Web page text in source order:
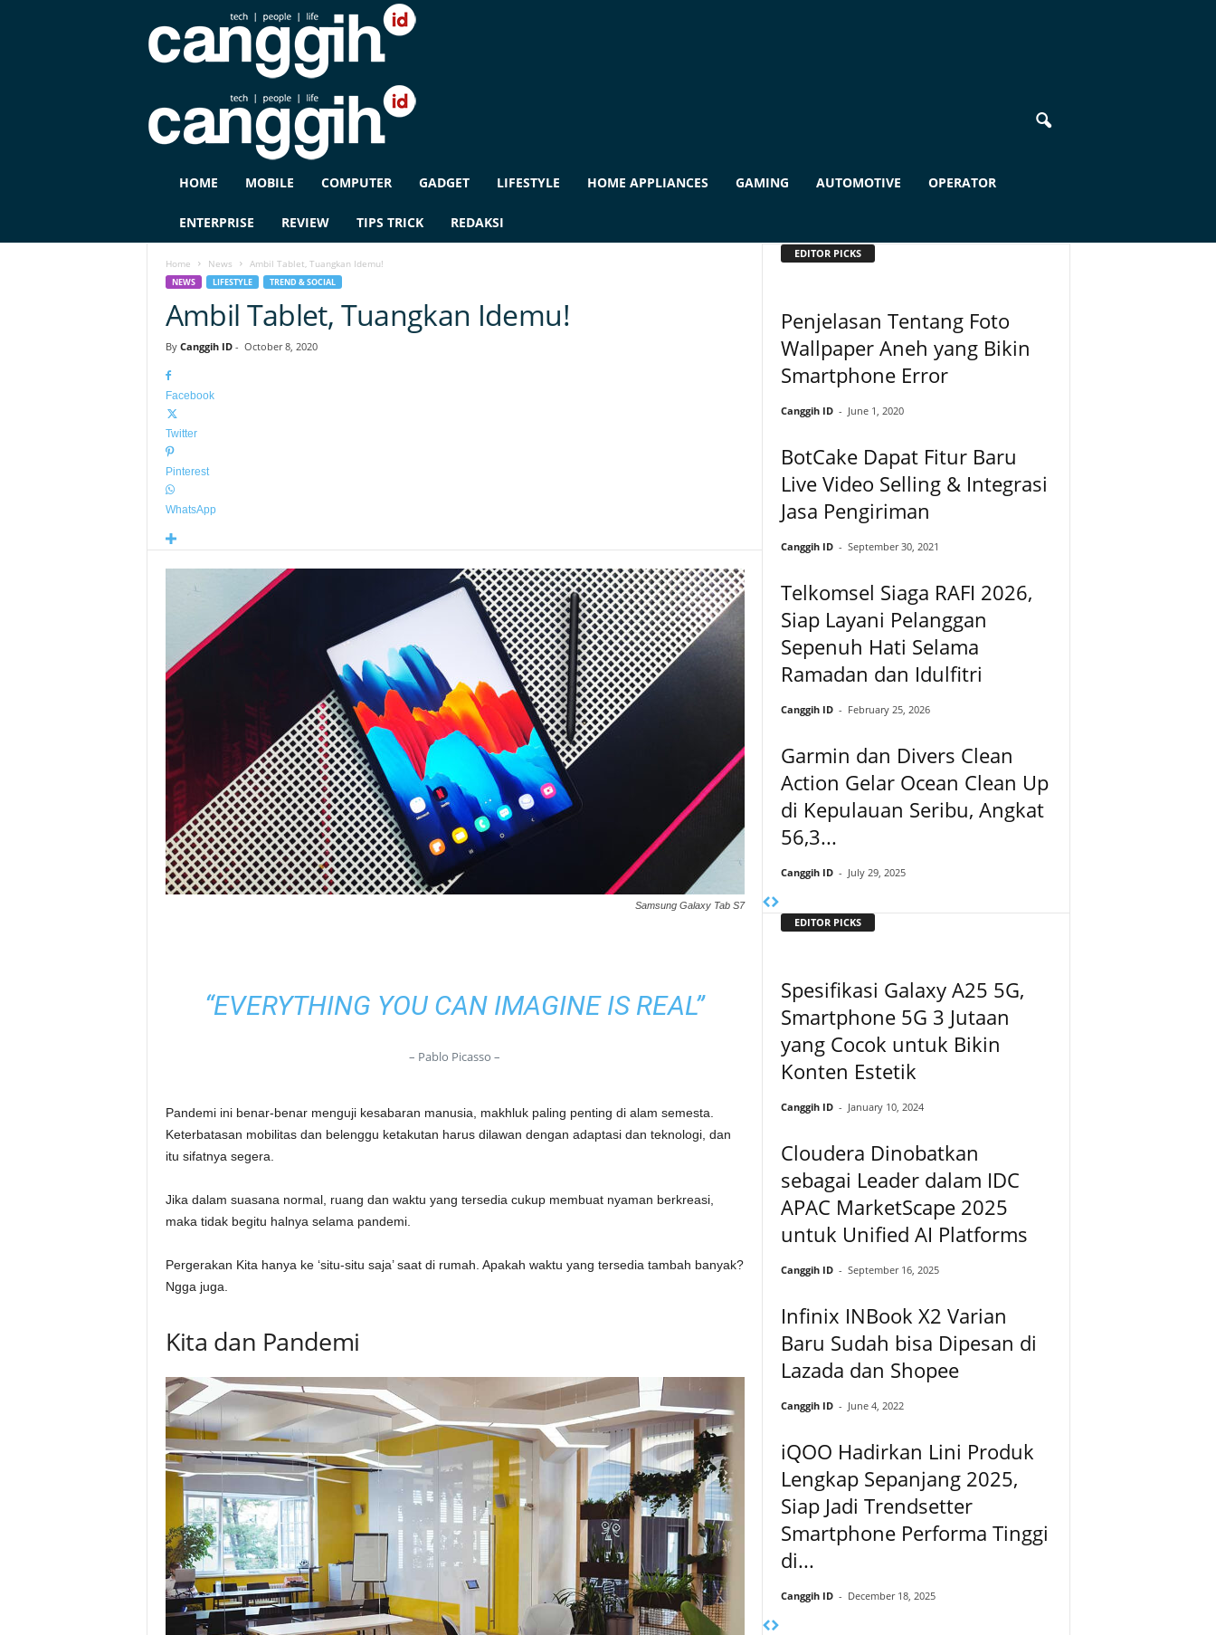
G
HOME MOBILE COMPUTER GADGET LIFESTYLE HOME APPLIANCES GAMING AUTOMOTIVE OPERATOR
ENTERPRISE REVIEW TIPS TRICK REDAKSI
Home News Ambil Tablet, Tuangkan Idemu!
NEWS LIFESTYLE TREND & SOCIAL
Ambil Tablet, Tuangkan Idemu!
By Canggih ID- October 8, 2020
Facebook
Twitter
Pinterest
WhatsApp
Samsung Galaxy Tab S7
“EVERYTHING YOU CAN IMAGINE IS REAL”
– Pablo Picasso –
Pandemi ini benar-benar menguji kesabaran manusia, makhluk paling penting di alam semesta.
Keterbatasan mobilitas dan belenggu ketakutan harus dilawan dengan adaptasi dan teknologi, dan
itu sifatnya segera.
Jika dalam suasana normal, ruang dan waktu yang tersedia cukup membuat nyaman berkreasi,
maka tidak begitu halnya selama pandemi.
Pergerakan Kita hanya ke ‘situ-situ saja’ saat di rumah. Apakah waktu yang tersedia tambah banyak?
Ngga juga.
Kita dan Pandemi
EDITOR PICKS
Penjelasan Tentang Foto
Wallpaper Aneh yang Bikin
Smartphone Error
Canggih ID - June 1, 2020
BotCake Dapat Fitur Baru
Live Video Selling & Integrasi
Jasa Pengiriman
Canggih ID - September 30, 2021
Telkomsel Siaga RAFI 2026,
Siap Layani Pelanggan
Sepenuh Hati Selama
Ramadan dan Idulfitri
Canggih ID - February 25, 2026
Garmin dan Divers Clean
Action Gelar Ocean Clean Up
di Kepulauan Seribu, Angkat
56,3...
Canggih ID - July 29, 2025
EDITOR PICKS
Spesifikasi Galaxy A25 5G,
Smartphone 5G 3 Jutaan
yang Cocok untuk Bikin
Konten Estetik
Canggih ID - January 10, 2024
Cloudera Dinobatkan
sebagai Leader dalam IDC
APAC MarketScape 2025
untuk Unified AI Platforms
Canggih ID - September 16, 2025
Infinix INBook X2 Varian
Baru Sudah bisa Dipesan di
Lazada dan Shopee
Canggih ID - June 4, 2022
iQOO Hadirkan Lini Produk
Lengkap Sepanjang 2025,
Siap Jadi Trendsetter
Smartphone Performa Tinggi
di...
Canggih ID - December 18, 2025